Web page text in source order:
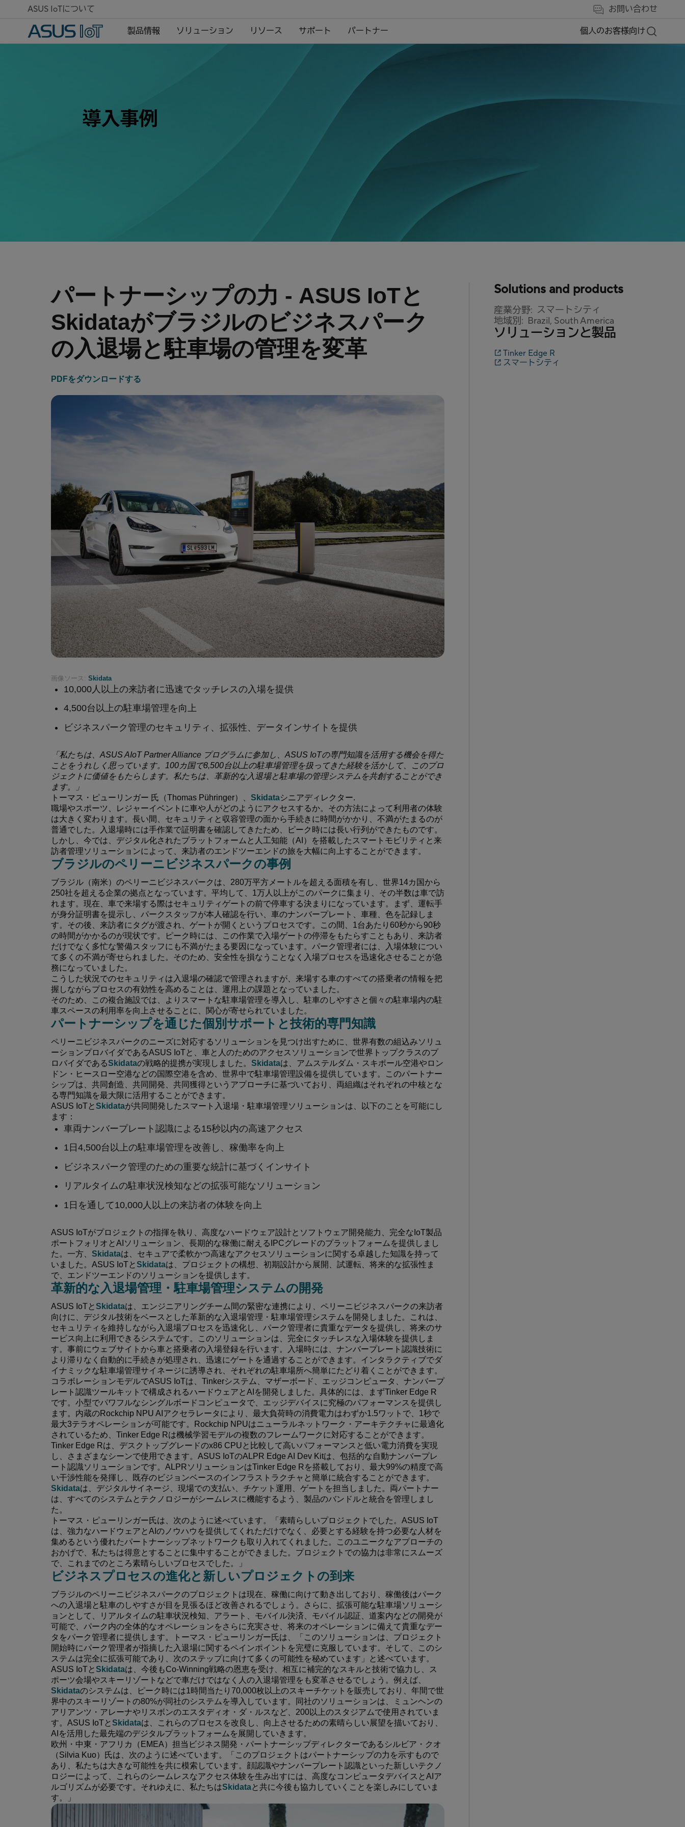
ASUS IoTについて お問い合わせ
製品情報 ソリューション リソース サポート パートナー 個人のお客様向け
パートナーシップの力 - ASUS IoTと
Skidataがブラジルのビジネスパーク
の入退場と駐車場の管理を変革
PDFをダウンロードする
画像ソース: Skidata
10,000人以上の来訪者に迅速でタッチレスの入場を提供
4,500台以上の駐車場管理を向上
ビジネスパーク管理のセキュリティ、拡張性、データインサイトを提供
「私たちは、ASUS AIoT Partner Alliance プログラムに参加し、ASUS IoTの専門知識を活用する機会を得た
ことをうれしく思っています。100カ国で8,500台以上の駐車場管理を扱ってきた経験を活かして、このプロ
ジェクトに価値をもたらします。私たちは、革新的な入退場と駐車場の管理システムを共創することができ
ます。」
トーマス・ピューリンガー 氏（Thomas Pühringer）、 Skidataシニアディレクター.
職場やスポーツ、レジャーイベントに車や人がどのようにアクセスするか。その方法によって利用者の体験
は大きく変わります。長い間、セキュリティと収容管理の面から手続きに時間がかかり、不満がたまるのが
普通でした。入退場時には手作業で証明書を確認してきたため、ピーク時には長い行列ができたものです。
しかし、今では、デジタル化されたプラットフォームと人工知能（AI）を搭載したスマートモビリティと来
訪者管理ソリューションによって、来訪者のエンドツーエンドの旅を大幅に向上することができます。
ブラジルのペリーニビジネスパークの事例
ブラジル（南米）のペリーニビジネスパークは、280万平方メートルを超える面積を有し、世界14カ国から
250社を超える企業の拠点となっています。平均して、1万人以上がこのパークに集まり、その半数は車で訪
れます。現在、車で来場する際はセキュリティゲートの前で停車する決まりになっています。まず、運転手
が身分証明書を提示し、パークスタッフが本人確認を行い、車のナンバープレート、車種、色を記録しま
す。その後、来訪者にタグが渡され、ゲートが開くというプロセスです。この間、1台あたり60秒から90秒
の時間がかかるのが現状です。ピーク時には、この作業で入場ゲートの停滞をもたらすこともあり、来訪者
だけでなく多忙な警備スタッフにも不満がたまる要因になっています。パーク管理者には、入場体験につい
て多くの不満が寄せられました。そのため、安全性を損なうことなく入場プロセスを迅速化させることが急
務になっていました。
こうした状況でのセキュリティは入退場の確認で管理されますが、来場する車のすべての搭乗者の情報を把
握しながらプロセスの有効性を高めることは、運用上の課題となっていました。
そのため、この複合施設では、よりスマートな駐車場管理を導入し、駐車のしやすさと個々の駐車場内の駐
車スペースの利用率を向上させることに、関心が寄せられていました。
パートナーシップを通じた個別サポートと技術的専門知識
ペリーニビジネスパークのニーズに対応するソリューションを見つけ出すために、世界有数の組込みソリュ
ーションプロバイダであるASUS IoTと、車と人のためのアクセスソリューションで世界トップクラスのプ
ロバイダであるSkidataの戦略的提携が実現しました。 Skidataは、アムステルダム・スキポール空港やロン
ドン・ヒースロー空港などの国際空港を含め、世界中で駐車場管理設備を提供しています。このパートナー
シップは、共同創造、共同開発、共同獲得というアプローチに基づいており、両組織はそれぞれの中核とな
る専門知識を最大限に活用することができます。
ASUS IoTと Skidataが共同開発したスマート入退場・駐車場管理ソリューションは、以下のことを可能にし
ます：
車両ナンバープレート認識による15秒以内の高速アクセス
1日4,500台以上の駐車場管理を改善し、稼働率を向上
ビジネスパーク管理のための重要な統計に基づくインサイト
リアルタイムの駐車状況検知などの拡張可能なソリューション
1日を通して10,000人以上の来訪者の体験を向上
ASUS IoTがプロジェクトの指揮を執り、高度なハードウェア設計とソフトウェア開発能力、完全なIoT製品
ポートフォリオとAIソリューション、長期的な稼働に耐えるIPCグレードのプラットフォームを提供しまし
た。一方、 Skidataは、セキュアで柔軟かつ高速なアクセスソリューションに関する卓越した知識を持って
いました。ASUS IoTと Skidataは、プロジェクトの構想、初期設計から展開、試運転、将来的な拡張性ま
で、エンドツーエンドのソリューションを提供します。
革新的な入退場管理・駐車場管理システムの開発
ASUS IoTと Skidataは、エンジニアリングチーム間の緊密な連携により、ペリーニビジネスパークの来訪者
向けに、デジタル技術をベースとした革新的な入退場管理・駐車場管理システムを開発しました。これは、
セキュリティを維持しながら入退場プロセスを迅速化し、パーク管理者に貴重なデータを提供し、将来のサ
ービス向上に利用できるシステムです。このソリューションは、完全にタッチレスな入場体験を提供しま
す。事前にウェブサイトから車と搭乗者の入場登録を行います。入場時には、ナンバープレート認識技術に
より滞りなく自動的に手続きが処理され、迅速にゲートを通過することができます。インタラクティブでダ
イナミックな駐車場管理サイネージに誘導され、それぞれの駐車場所へ簡単にたどり着くことができます。
コラボレーションモデルでASUS IoTは、Tinkerシステム、マザーボード、エッジコンピュータ、ナンバープ
レート認識ツールキットで構成されるハードウェアとAIを開発しました。具体的には、まずTinker Edge R
です。小型でパワフルなシングルボードコンピュータで、エッジデバイスに究極のパフォーマンスを提供し
ます。内蔵のRockchip NPU AIアクセラレータにより、最大負荷時の消費電力はわずか1.5ワットで、1秒で
最大3テラオペレーションが可能です。Rockchip NPUはニューラルネットワーク・アーキテクチャに最適化
されているため、Tinker Edge Rは機械学習モデルの複数のフレームワークに対応することができます。
Tinker Edge Rは、デスクトップグレードのx86 CPUと比較して高いパフォーマンスと低い電力消費を実現
し、さまざまなシーンで使用できます。ASUS IoTのALPR Edge AI Dev Kitは、包括的な自動ナンバープレ
ート認識ソリューションです。ALPRソリューションはTinker Edge Rを搭載しており、最大99%の精度で高
い干渉性能を発揮し、既存のビジョンベースのインフラストラクチャと簡単に統合することができます。
Skidataは、デジタルサイネージ、現場での支払い、チケット運用、ゲートを担当しました。両パートナー
は、すべてのシステムとテクノロジーがシームレスに機能するよう、製品のバンドルと統合を管理しまし
た。
トーマス・ピューリンガー氏は、次のように述べています。「素晴らしいプロジェクトでした。ASUS IoT
は、強力なハードウェアとAIのノウハウを提供してくれただけでなく、必要とする経験を持つ必要な人材を
集めるという優れたパートナーシップネットワークも取り入れてくれました。このユニークなアプローチの
おかげで、私たちは得意とすることに集中することができました。プロジェクトでの協力は非常にスムーズ
で、これまでのところ素晴らしいプロセスでした。」
ビジネスプロセスの進化と新しいプロジェクトの到来
ブラジルのペリーニビジネスパークのプロジェクトは現在、稼働に向けて動き出しており、稼働後はパーク
への入退場と駐車のしやすさが目を見張るほど改善されるでしょう。さらに、拡張可能な駐車場ソリューシ
ョンとして、リアルタイムの駐車状況検知、アラート、モバイル決済、モバイル認証、道案内などの開発が
可能で、パーク内の全体的なオペレーションをさらに充実させ、将来のオペレーションに備えて貴重なデー
タをパーク管理者に提供します。トーマス・ピューリンガー氏は、「このソリューションは、プロジェクト
開始時にパーク管理者が指摘した入退場に関するペインポイントを完璧に克服しています。そして、このシ
ステムは完全に拡張可能であり、次のステップに向けて多くの可能性を秘めています」と述べています。
ASUS IoTと Skidataは、今後もCo-Winning戦略の恩恵を受け、相互に補完的なスキルと技術で協力し、ス
ポーツ会場やスキーリゾートなどで車だけではなく人の入退場管理をも変革させるでしょう。例えば、
Skidataのシステムは、ピーク時には1時間当たり70,000枚以上のスキーチケットを販売しており、年間で世
界中のスキーリゾートの80%が同社のシステムを導入しています。同社のソリューションは、ミュンヘンの
アリアンツ・アレーナやリスボンのエスタディオ・ダ・ルスなど、200以上のスタジアムで使用されていま
す。ASUS IoTと Skidataは、これらのプロセスを改良し、向上させるための素晴らしい展望を描いており、
AIを活用した最先端のデジタルプラットフォームを展開していきます。
欧州・中東・アフリカ（EMEA）担当ビジネス開発・パートナーシップディレクターであるシルビア・クオ
（Silvia Kuo）氏は、次のように述べています。「このプロジェクトはパートナーシップの力を示すもので
あり、私たちは大きな可能性を共に模索しています。顔認識やナンバープレート認識といった新しいテクノ
ロジーによって、これらのシームレスなアクセス体験を生み出すには、高度なコンピュータデバイスとAIア
ルゴリズムが必要です。それゆえに、私たちはSkidataと共に今後も協力していくことを楽しみにしていま
す。」
Solutions and products
産業分野: スマートシティ
地域別: Brazil, South America
ソリューションと製品
Tinker Edge R
スマートシティ